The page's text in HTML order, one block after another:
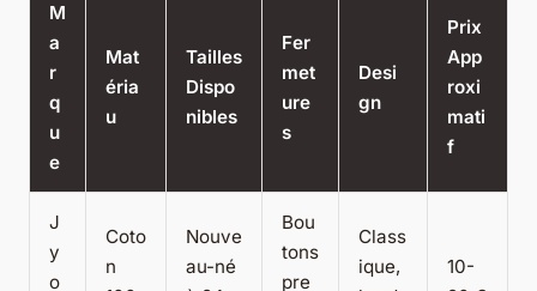
M
a
r
q
u
e
Mat
éria
u
Tailles
Dispo
nibles
Fer
met
ure
s
Desi
gn
Prix
App
roxi
mati
f
J
y
o
Coto
n
Nouve
au-né
Bou
tons
pre
Class
ique,
10-